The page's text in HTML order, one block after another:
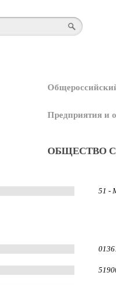
Предприятия и
ОБЩЕСТВО
51 -